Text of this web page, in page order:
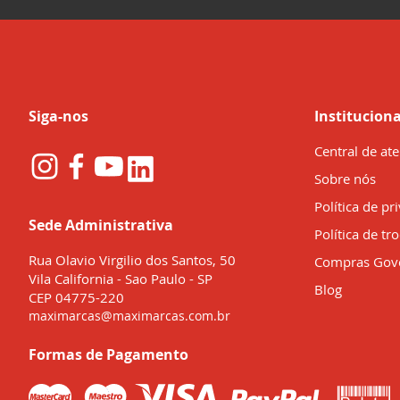
Siga-nos
Sede Administrativa
Rua Olavio Virgilio dos Santos, 50
Vila California - Sao Paulo - SP
CEP 04775-220
maximarcas@maximarcas.com.br
Central de
Sobre nós
Política de
Política de
Compras
Blog
Formas de Pagamento